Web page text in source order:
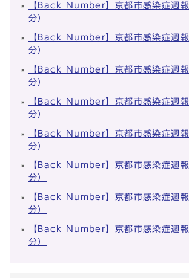
【Back Number】京都市感染症週
分）
【Back Number】京都市感染症週
分）
【Back Number】京都市感染症週
分）
【Back Number】京都市感染症週
分）
【Back Number】京都市感染症週
分）
【Back Number】京都市感染症週
分）
【Back Number】京都市感染症週
分）
【Back Number】京都市感染症週
分）